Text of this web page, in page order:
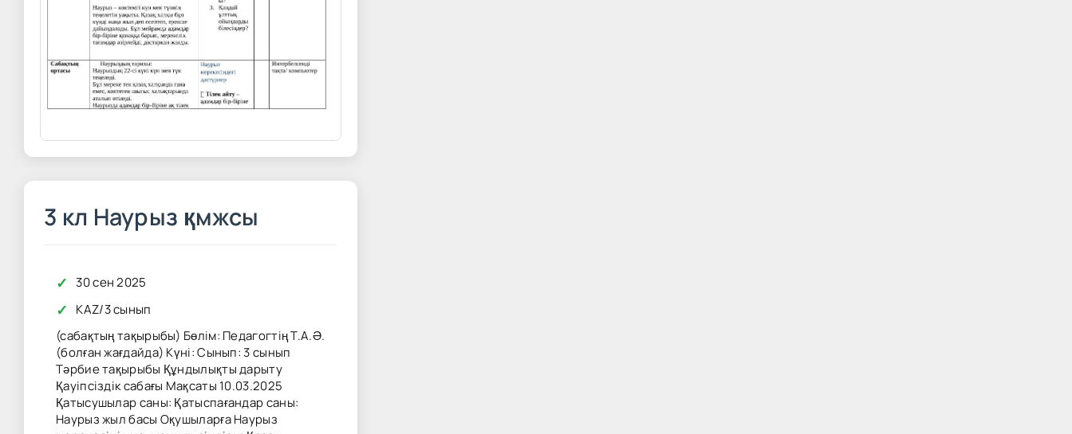
3 кл Наурыз қмжсы
✓ 30 сен 2025
✓ KAZ/3 сынып
(сабақтың тақырыбы) Бөлім: Педагогтің Т.А.Ә.
(болған жағдайда) Күні: Сынып: 3 сынып
Тәрбие тақырыбы Құндылықты дарыту
Қауіпсіздік сабағы Мақсаты 10.03.2025
Қатысушылар саны: Қатыспағандар саны:
Наурыз жыл басы Оқушыларға Наурыз